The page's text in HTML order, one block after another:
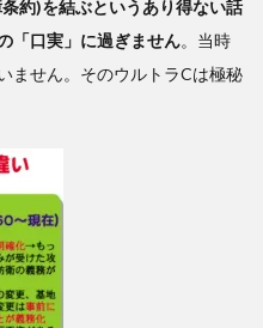
約)を結ぶというあり得ない話
「口実」に過ぎません。当時
ません。そのウルトラCは極秘